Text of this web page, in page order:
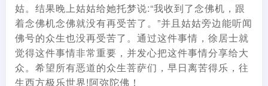
姑。结果晚上姑姑给她托梦说:“我收到了念佛机，跟
着念佛机念佛就没有再受苦了。”并且姑姑旁边能听闻
佛号的众生也没再受苦了。通过这件事情，徐居士就
觉得这件事情非常重要，并发心把这件事情分享给大
众。希望所有恶道的众生菩萨们，早日离苦得乐，往
生西方极乐世界!阿弥陀佛！